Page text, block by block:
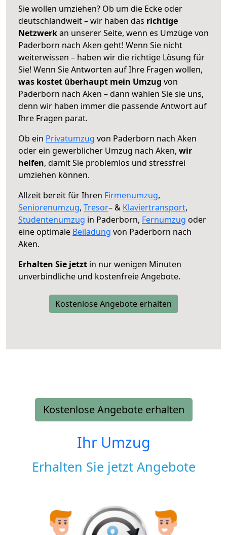
Sie wollen umziehen? Ob um die Ecke oder
deutschlandweit – wir haben das richtige
Netzwerkan unserer Seite, wenn es Umzüge von
Paderborn nach Aken geht! Wenn Sie nicht
weiterwissen – haben wir die richtige Lösung für
Sie! Wenn Sie Antworten auf Ihre Fragen wollen,
was kostet überhaupt mein Umzug von
Paderborn nach Aken – dann wählen Sie sie uns,
denn wir haben immer die passende Antwort auf
Ihre Fragen parat.
Ob ein Privatumzug von Paderborn nach Aken
oder ein gewerblicher Umzug nach Aken, wir
helfen, damit Sie problemlos und stressfrei
umziehen können.
Allzeit bereit für Ihren Firmenumzug,
Seniorenumzug, Tresor– & Klaviertransport,
Studentenumzug in Paderborn, Fernumzug oder
eine optimale Beiladung von Paderborn nach
Aken.
Erhalten Sie jetzt in nur wenigen Minuten
unverbindliche und kostenfreie Angebote.
Kostenlose Angebote erhalten
Kostenlose Angebote erhalten
Ihr Umzug
Erhalten Sie jetzt Angebote